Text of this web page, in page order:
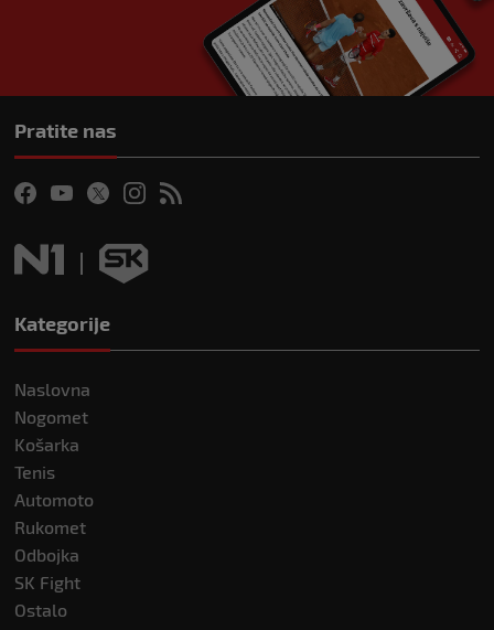
Pratite nas
Kategorije
Naslovna
Nogomet
Košarka
Tenis
Automoto
Rukomet
Odbojka
SK Fight
Ostalo